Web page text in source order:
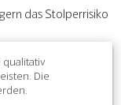
das Stolperrisiko
von Flüssigkeiten
)
Die